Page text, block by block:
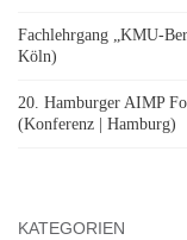
Fachlehrgang „KMU-
Köln)
20. Hamburger AIMP
(Konferenz | Hamburg)
KATEGORIEN